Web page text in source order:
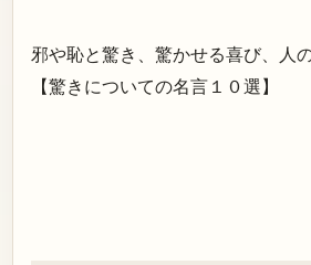
邪や恥と驚き、驚かせる喜び、人
【驚きについての名言１０選】